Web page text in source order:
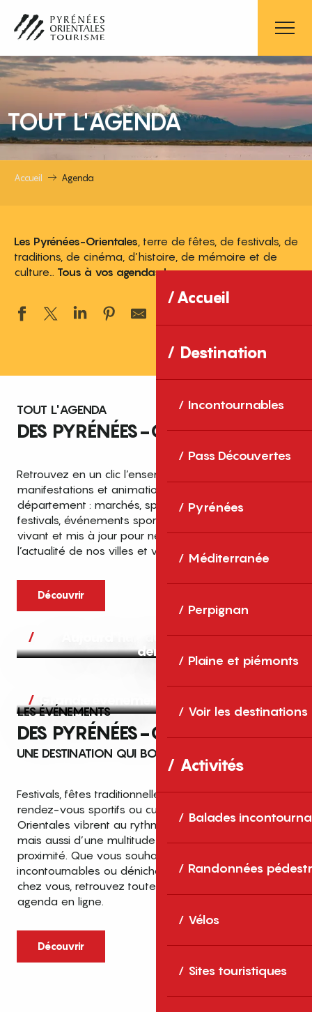
contenu
principal
Accueil
Destination
Incontournables
Pass Découvertes
Pyrénées
Méditerranée
Perpignan
Plaine et piémonts
Voir les destinations
Activités
Balades
Randonnées
Vélos
Sites touristiques
TOUT L'AGENDA
Accueil Agenda
Les Pyrénées-Orientales , terre de fêtes, de festivals, de
traditions, de cinéma, d’histoire, de mémoire et de
culture… Tous à vos agendas !
TOUT L'AGENDA
DES PYRÉNÉES-ORIENTALES
Retrouvez en un clic l’ensemble des fêtes,
manifestations et animations recensées dans le
département : marchés, spectacles, expositions,
festivals, événements sportifs et culturels… un agenda
vivant et mis à jour pour ne rien manquer de
l’actualité de nos villes et villages.
Découvrir
Aujourd’hui, demain et après-
demain
Grands événements
LES ÉVÉNEMENTS
DES PYRÉNÉES-ORIENTALES
UNE DESTINATION QUI BOUGE TOUTE L’ANNÉE
Festivals, fêtes traditionnelles, concerts, expositions,
rendez-vous sportifs ou culturels… les Pyrénées-
Orientales vibrent au rythme de grands temps forts
mais aussi d’une multitude d’événements de
proximité. Que vous souhaitiez vivre les
incontournables ou dénicher des sorties près de
chez vous, retrouvez toutes les infos dans notre
agenda en ligne.
Découvrir
Top des événements et sorties
en famille
cet été dans les Pyrénées-Orientales
Entre mer Méditerranée, villages de
caractère et grands espaces naturels, les
Pyrénées-Orientales sont une destination
idéale pour partager des moments en
famille tout au long...